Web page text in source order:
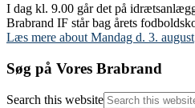
I dag kl. 9.00 går det på
Brabrand IF står bag årets
Læs mere about Mandag d. 3. august
Søg på Vores Brabrand
Search this website